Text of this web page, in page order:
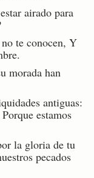
airado para
te conocen, Y
morada han
antiguas:
estamos
la gloria de tu
pecados